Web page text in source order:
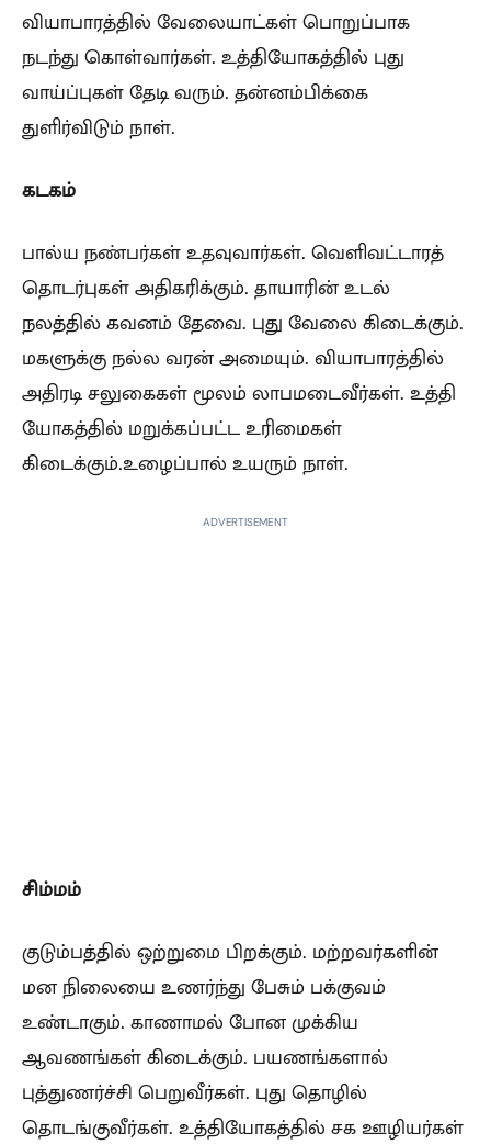
வியாபாரத்தில் வேலையாட்கள் பொறுப்பாக
நடந்து கொள்வார்கள். உத்தியோகத்தில் புது
வாய்ப்புகள் தேடி வரும். தன்னம்பிக்கை
துளிர்விடும் நாள்.
கடகம்
பால்ய நண்பர்கள் உதவுவார்கள். வெளிவட்டாரத்
தொடர்புகள் அதிகரிக்கும். தாயாரின் உடல்
நலத்தில் கவனம் தேவை. புது வேலை கிடைக்கும்.
மகளுக்கு நல்ல வரன் அமையும். வியாபாரத்தில்
அதிரடி சலுகைகள் மூலம் லாபமடைவீர்கள். உத்தி
யோகத்தில் மறுக்கப்பட்ட உரிமைகள்
கிடைக்கும்.உழைப்பால் உயரும் நாள்.
ADVERTISEMENT
சிம்மம்
குடும்பத்தில் ஒற்றுமை பிறக்கும். மற்றவர்களின்
மன நிலையை உணர்ந்து பேசும் பக்குவம்
உண்டாகும். காணாமல் போன முக்கிய
ஆவணங்கள் கிடைக்கும். பயணங்களால்
புத்துணர்ச்சி பெறுவீர்கள். புது தொழில்
தொடங்குவீர்கள். உத்தியோகத்தில் சக ஊழியர்கள்